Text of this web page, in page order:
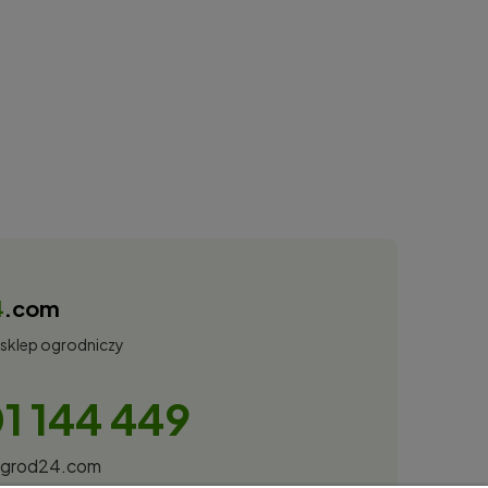
.com
ogrodniczy
144 449